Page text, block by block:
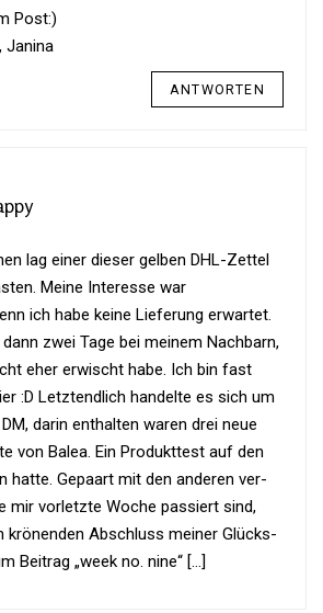
Post:)
Janina
ANTWORTEN
lag einer dieser gelben DHL-Zettel
Meine Inter­esse war
ich habe keine Lie­fe­rung erwartet.
zwei Tage bei meinem Nach­barn,
eher erwischt habe. Ich bin fast
:D Letzt­end­lich han­delte es sich um
darin ent­halten waren drei neue
von Balea. Ein Pro­dukt­test auf den
hatte. Gepaart mit den anderen ver­
mir vor­letzte Woche pas­siert sind,
krö­nenden Abschluss meiner Glücks­
Bei­trag „week no. nine“ […]